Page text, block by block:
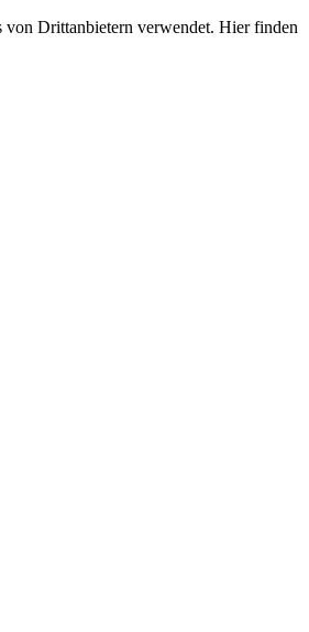
von Drittanbietern verwendet. Hier finden